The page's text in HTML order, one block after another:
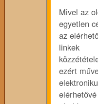
Mivel az
egyetlen
az
linkek
ezért
elérhetővé